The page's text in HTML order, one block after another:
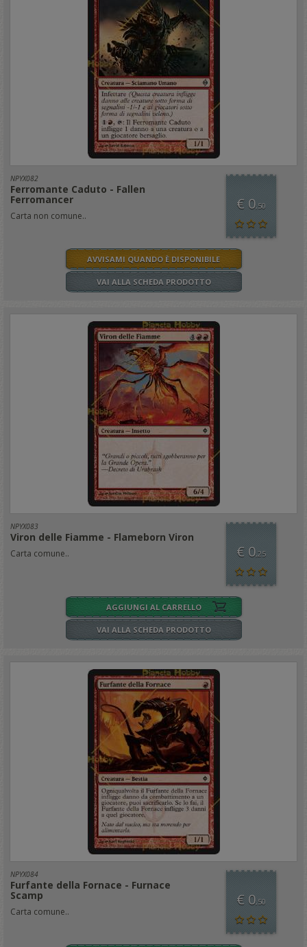
NPYX082
Ferromante Caduto - Fallen
Ferromancer
Carta non comune..
€ 0,50
AVVISAMI QUANDO È DISPONIBILE
VAI ALLA SCHEDA PRODOTTO
NPYX083
Viron delle Fiamme - Flameborn Viron
Carta comune.. € 0,25
AGGIUNGI AL CARRELLO
VAI ALLA SCHEDA PRODOTTO
NPYX084
Furfante della Fornace - Furnace
Scamp
Carta comune..
€ 0,50